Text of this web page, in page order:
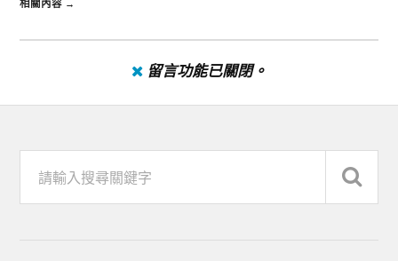
相關內容 →
留言功能已關閉。